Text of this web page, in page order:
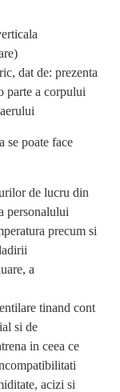
dat de: prezenta
parte a corpului
se poate face
de lucru din
personalului
precum si
a
tinand cont
si de
in ceea ce
acizi si